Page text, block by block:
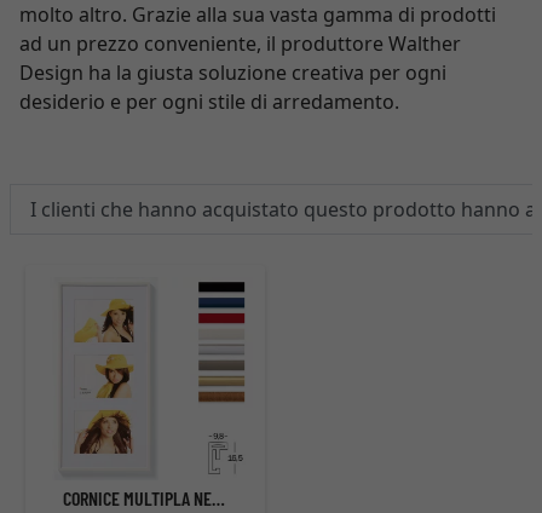
molto altro. Grazie alla sua vasta gamma di prodotti
ad un prezzo conveniente, il produttore Walther
Design ha la giusta soluzione creativa per ogni
desiderio e per ogni stile di arredamento.
I clienti che hanno acquistato questo prodotto hanno
CORNICE MULTIPLA NEW LIFESTYLE PER 3 FOTO